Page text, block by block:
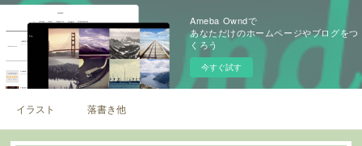
Ameba Owndで
あなただけのホームページやブログをつ
くろう
今すぐ試す
イラスト 落書き他